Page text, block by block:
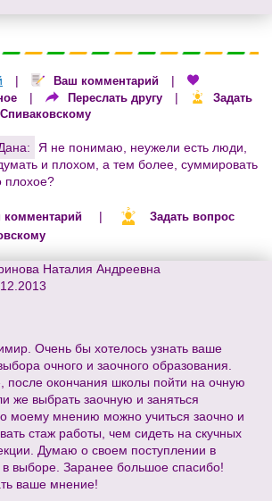
| Ваш комментарий |
| Переслать другу |
Задать
Я не понимаю, неужели есть люди,
и плохом, а тем более, суммировать
плохое?
комментарий |
Задать вопрос
Наталия Андреевна
Очень бы хотелось узнать ваше
очного и заочного образования.
после окончания школы пойти на очную
же выбрать заочную и заняться
моему мнению можно учиться заочно и
стаж работы, чем сидеть на скучных
Думаю о своем поступлении в
в выборе. Заранее большое спасибо!
ваше мнение!